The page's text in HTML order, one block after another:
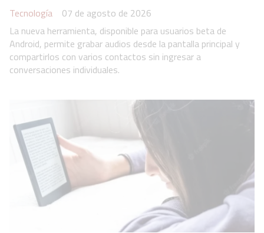
Tecnología
07 de agosto de 2026
La nueva herramienta, disponible para usuarios beta de
Android, permite grabar audios desde la pantalla principal y
compartirlos con varios contactos sin ingresar a
conversaciones individuales.